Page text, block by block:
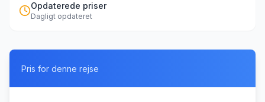
Opdaterede priser
Dagligt opdateret
Pris for denne rejse